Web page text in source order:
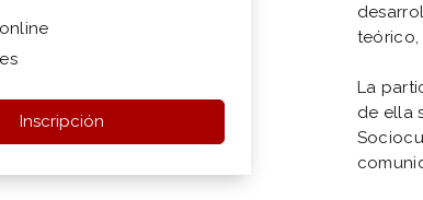
Inscripción
La
de ella